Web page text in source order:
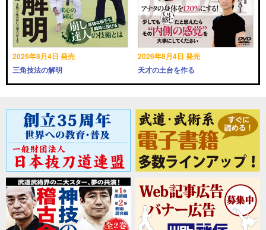
2026年8月4日 発売
三角技法の解明
2026年8月4日 発売
天才の土台を作る